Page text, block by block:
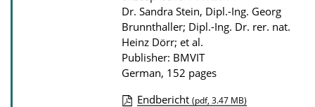
Dr. Sandra Stein, Dipl.-Ing. Georg
Brunnthaller; Dipl.-Ing. Dr. rer. nat.
Heinz Dörr; et al.
Publisher: BMVIT
German, 152 pages
Endbericht (pdf, 3.47 MB)